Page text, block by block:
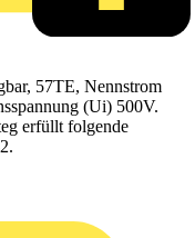
57TE, Nennstrom
(Ui) 500V.
erfüllt folgende